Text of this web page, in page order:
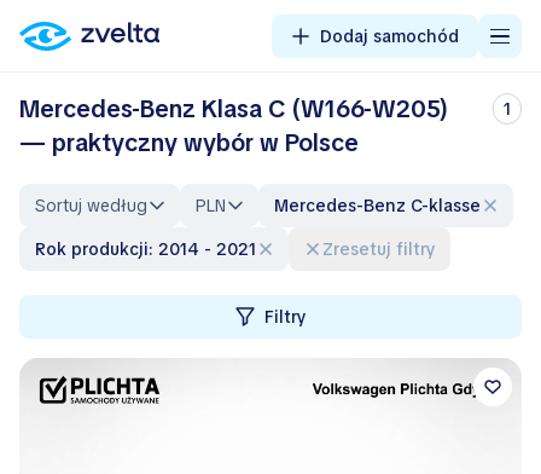
Dodaj samochód
Mercedes-Benz Klasa C (W166-W205)
— praktyczny wybór w Polsce
1
Sortuj według PLN
Mercedes-Benz C-klasse
Rok produkcji: 2014 - 2021
Zresetuj filtry
Filtry